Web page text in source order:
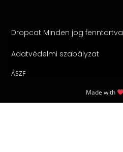
Dropcat Minden jog fenntartva
Adatvédelmi szabályzat
ÁSZF
Made with